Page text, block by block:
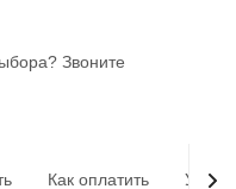
Звоните
Как оплатить